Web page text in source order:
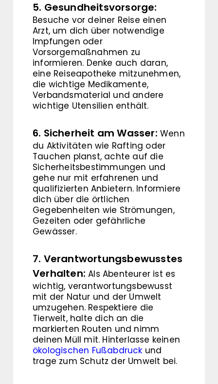
5. Gesundheitsvorsorge:
Besuche vor deiner Reise einen
Arzt, um dich über notwendige
Impfungen oder
Vorsorgemaßnahmen zu
informieren. Denke auch daran,
eine Reiseapotheke mitzunehmen,
die wichtige Medikamente,
Verbandsmaterial und andere
wichtige Utensilien enthält.
6. Sicherheit am Wasser: Wenn
du Aktivitäten wie Rafting oder
Tauchen planst, achte auf die
Sicherheitsbestimmungen und
gehe nur mit erfahrenen und
qualifizierten Anbietern. Informiere
dich über die örtlichen
Gegebenheiten wie Strömungen,
Gezeiten oder gefährliche
Gewässer.
7. Verantwortungsbewusstes
Verhalten: Als Abenteurer ist es
wichtig, verantwortungsbewusst
mit der Natur und der Umwelt
umzugehen. Respektiere die
Tierwelt, halte dich an die
markierten Routen und nimm
deinen Müll mit. Hinterlasse keinen
ökologischen Fußabdruck und
trage zum Schutz der Umwelt bei.